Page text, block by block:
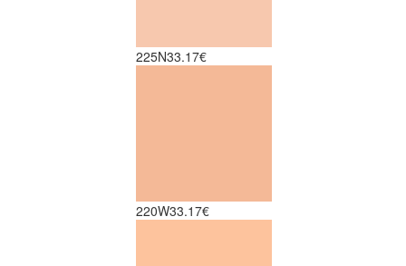
225N33.17€
220W33.17€